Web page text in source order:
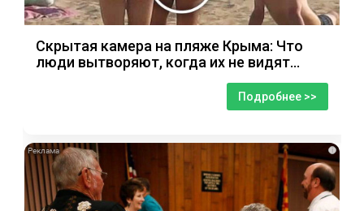
Скрытая камера на пляже Крыма: Что
люди вытворяют, когда их не видят...
Подробнее >>
i